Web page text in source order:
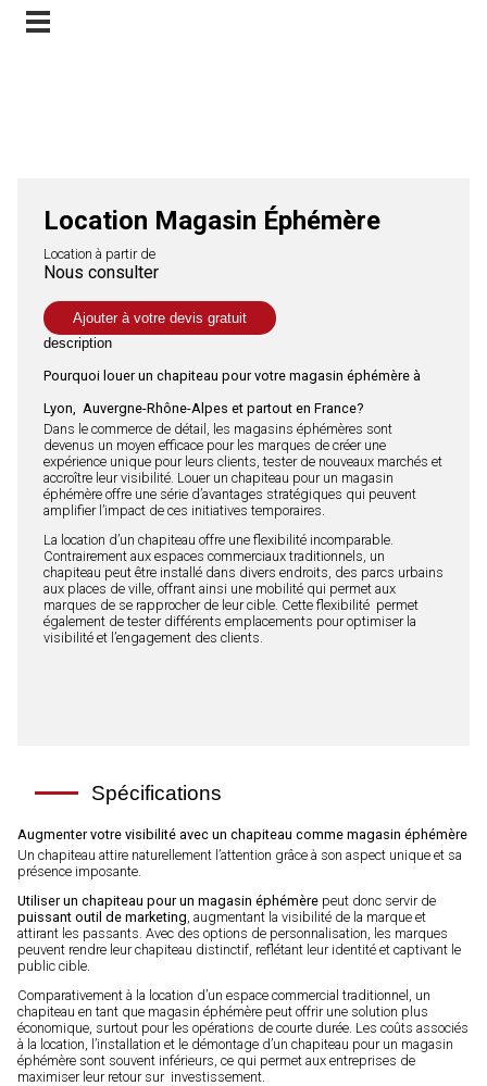
Location Magasin Éphémère
Location à partir de
Nous consulter
Ajouter à votre devis gratuit
description
Pourquoi louer un chapiteau pour votre magasin éphémère à
Lyon, Auvergne-Rhône-Alpes et partout en France?
Dans le commerce de détail, les magasins éphémères sont
devenus un moyen efficace pour les marques de créer une
expérience unique pour leurs clients, tester de nouveaux marchés et
accroître leur visibilité. Louer un chapiteau pour un magasin
éphémère offre une série d’avantages stratégiques qui peuvent
amplifier l’impact de ces initiatives temporaires.
La location d’un chapiteau offre une flexibilité incomparable.
Contrairement aux espaces commerciaux traditionnels, un
chapiteau peut être installé dans divers endroits, des parcs urbains
aux places de ville, offrant ainsi une mobilité qui permet aux
marques de se rapprocher de leur cible. Cette flexibilité permet
également de tester différents emplacements pour optimiser la
visibilité et l’engagement des clients.
Spécifications
Augmenter votre visibilité avec un chapiteau comme magasin éphémère
Un chapiteau attire naturellement l’attention grâce à son aspect unique et sa
présence imposante.
Utiliser un chapiteau pour un magasin éphémère peut donc servir de
puissant outil de marketing, augmentant la visibilité de la marque et
attirant les passants. Avec des options de personnalisation, les marques
peuvent rendre leur chapiteau distinctif, reflétant leur identité et captivant le
public cible.
Comparativement à la location d’un espace commercial traditionnel, un
chapiteau en tant que magasin éphémère peut offrir une solution plus
économique, surtout pour les opérations de courte durée. Les coûts associés
à la location, l’installation et le démontage d’un chapiteau pour un magasin
éphémère sont souvent inférieurs, ce qui permet aux entreprises de
maximiser leur retour sur investissement.